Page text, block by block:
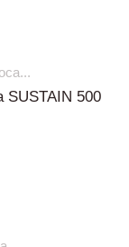
SUSTAIN 500